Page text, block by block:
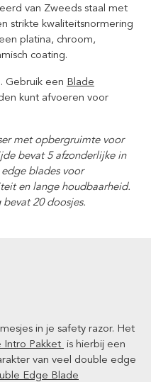
van Zweeds staal met
strikte kwaliteitsnormering
platina, chroom,
coating.
Gebruik een Blade
kunt afvoeren voor
met opbergruimte voor
bevat 5 afzonderlijke in
blades voor
en lange houdbaarheid.
20 doosjes.
in je safety razor. Het
Intro Pakket is hierbij een
van veel double edge
Edge Blade